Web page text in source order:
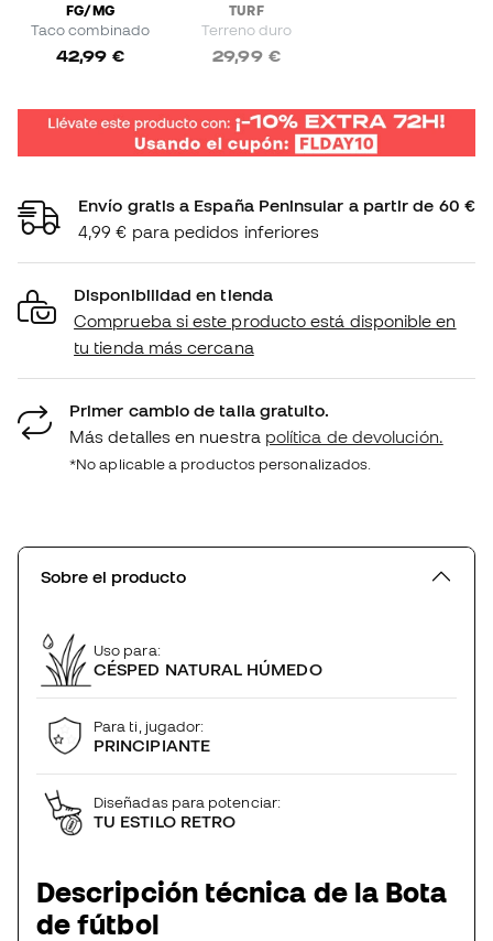
FG/MG
Taco combinado
42,99 €
TURF
Terreno duro
29,99 €
Envío gratis a España Peninsular a partir de 60 €
4,99 € para pedidos inferiores
Disponibilidad en tienda
Comprueba si este producto está disponible en
tu tienda más cercana
Primer cambio de talla gratuito.
Más detalles en nuestra política de devolución.
*No aplicable a productos personalizados.
Sobre el producto
Uso para:
CÉSPED NATURAL HÚMEDO
Para ti, jugador:
PRINCIPIANTE
Diseñadas para potenciar:
TU ESTILO RETRO
Descripción técnica de la Bota
de fútbol